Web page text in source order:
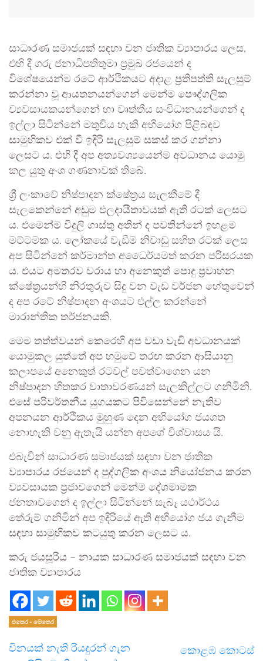
සාධාරණ සමාජයක් සඳහා වන ජාතික ව්‍යාපාරය ලෙස,
එහි දී ගරු ජනාධිපතිතුමා ප්‍රමුඛ රජයෙන් ද
විශේෂයෙන්ම රටේ ආර්ථිකයට අදාළ ප්‍රතිපත්ති සැලසුම්
කරන්නා වූ ආයතනයන්ගෙන් මෙන්ම පෞද්ගලික
ව්‍යවසායකයන්ගෙන් හා වෘත්තීය සංවිධානයන්ගෙන් ද
ඉල්ලා සිටින්නේ මතුවිය හැකි අභියෝග පිළිබඳව
සාමුහිකව එක් වී ඉදිරි සැලසුම් සකස් කර ගන්නා
ලෙසට ය. එහි දී අප අත්‍යවශ්‍යයෙන්ම අවධානය යොමු
කල යුතු අංශ ගණනාවක් තිබේ.
ශ්‍රී ලංකාවේ නිෂ්පාදන ක්ෂේත්‍රය සැලකීමේ දී
සැලකෙන්නේ අඩුම ඵලදායීතාවයක් ඇති රටක් ලෙසට
ය. එමෙන්ම විදුලි ගාස්තු අතින් ද පවතින්නේ ඉහළම
මට්ටමක ය. ලෝකයේ වැඩිම නිවාඩු සහිත රටක් ලෙස
අප සිටින්නේ කර්මාන්ත අධෛර්යමත් කරන පරිසරයක
ය. එයට අමතරව වරාය හා අනෙකුත් පොදු ප්‍රවාහන
ක්ෂේත්‍රයන්හි නිරතුරුව සිදු වන වැඩ වර්ජන හේතුවෙන්
ද අප රටේ නිෂ්පාදන අංශයට එල්ල කරන්නේ
මාරාන්තික තර්ජනයකි.
මෙම තත්ත්වයන් කෙරෙහි අප වඩා වැඩි අවධානයක්
යොමුකල යුත්තේ අප හමුවේ තරඟ කරන ආසියානු
කලාපයේ අනෙකුත් රටවල් පවත්වාගෙන යන
නිෂ්පාදන හිතකර වාතාවරණයන් සැලකිල්ලට ගනිමිනි.
එසේ පරිවර්තනීය යුගයකට පිවිසෙන්නේ නැතිව
අපනයන ආර්ථිකය මුහුණ දෙන අභියෝග ජයගත
නොහැකි වනු ඇතැයි යන්න අපගේ විශ්වාසය යි.
එබැවින් සාධාරණ සමාජයක් සඳහා වන ජාතික
ව්‍යාපාරය රජයෙන් ද පුද්ගලික අංශය නියෝජනය කරන
ව්‍යවසායක ප්‍රජාවගෙන් මෙන්ම දේශමාමක
ජනතාවගෙන් ද ඉල්ලා සිටින්නේ සැබෑ යථාර්ථය
තේරුම් ගනිමින් අප ඉදිරියේ ඇති අභියෝග ජය ගැනීම
සඳහා සාමුහිකව කටයුතු කරන ලෙසට ය.
කරු ජයසූරිය – නායක සාධාරණ සමාජයක් සඳහා වන
ජාතික ව්‍යාපාරය
එතෙර - මෙතෙර
විනයක් නැති රියදුරන් ගැන
කොළඹ කොටස්